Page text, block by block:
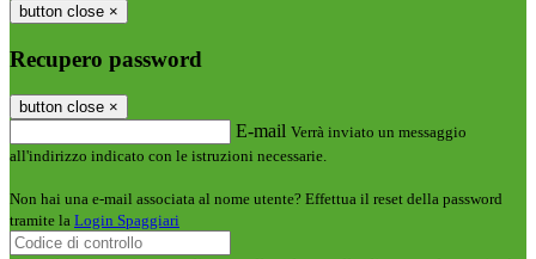
button close ×
Recupero password
button close ×
E-mail Verrà inviato un messaggio
all'indirizzo indicato con le istruzioni necessarie.
Non hai una e-mail associata al nome utente? Effettua il reset della password
tramite la Login Spaggiari